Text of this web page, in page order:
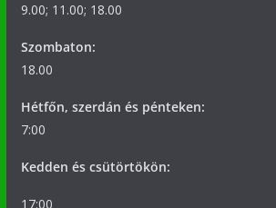
9.00; 11.00; 18.00
Szombaton:
18.00
Hétfőn, szerdán és pénteken:
7:00
Kedden és csütörtökön:
17:00